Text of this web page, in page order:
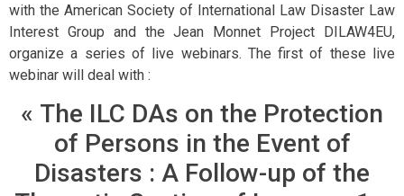
with the American Society of International Law Disaster Law
Interest Group and the Jean Monnet Project DILAW4EU,
organize a series of live webinars. The first of these live
webinar will deal with :
« The ILC DAs on the Protection
of Persons in the Event of
Disasters : A Follow-up of the